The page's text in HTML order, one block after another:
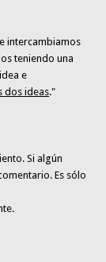
intercambiamos
teniendo una
e
dos ideas."
. Si algún
Es sólo